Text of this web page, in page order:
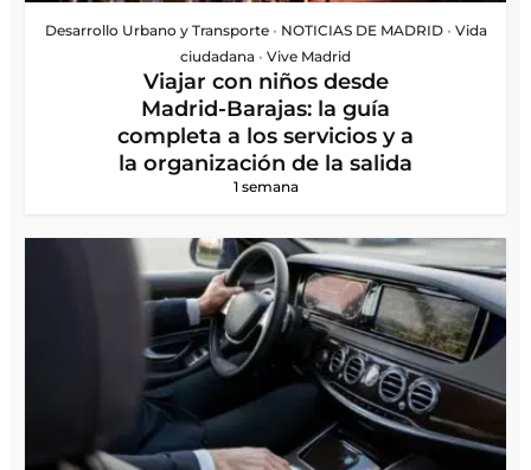
Desarrollo Urbano y Transporte • NOTICIAS DE MADRID • Vida
ciudadana • Vive Madrid
Viajar con niños desde
Madrid-Barajas: la guía
completa a los servicios y a
la organización de la salida
1 semana